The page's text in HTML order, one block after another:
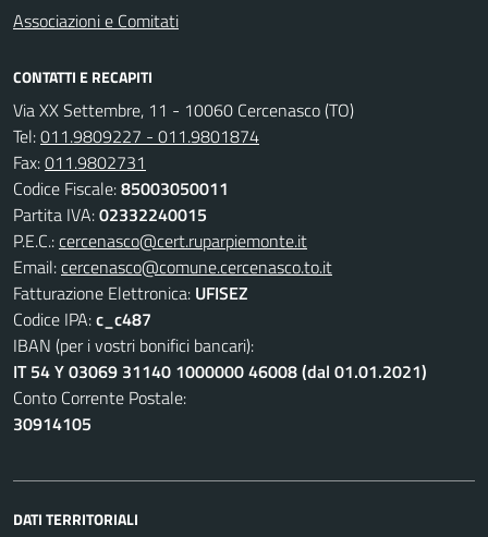
Associazioni e Comitati
CONTATTI E RECAPITI
Via XX Settembre, 11 - 10060 Cercenasco (TO)
Tel:011.9809227 - 011.9801874
Fax:011.9802731
Codice Fiscale:85003050011
Partita IVA:02332240015
P.E.C.:cercenasco@cert.ruparpiemonte.it
Email:cercenasco@comune.cercenasco.to.it
Fatturazione Elettronica: UFISEZ
Codice IPA:c_c487
IBAN (per i vostri bonifici bancari):
IT 54 Y 03069 31140 1000000 46008 (dal 01.01.2021)
Conto Corrente Postale:
30914105
DATI TERRITORIALI